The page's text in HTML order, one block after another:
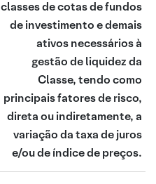
classes de cotas de fundos
de investimento e demais
ativos necessários à
gestão de liquidez da
Classe, tendo como
principais fatores de risco,
direta ou indiretamente, a
variação da taxa de juros
e/ou de índice de preços.